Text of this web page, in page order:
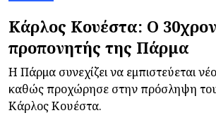
Κάρλος Κουέστα: Ο
προπονητής της Πάρμα
Η Πάρμα συνεχίζει να εμπιστεύεται
καθώς προχώρησε στην πρόσληψη
Κάρλος Κουέστα.